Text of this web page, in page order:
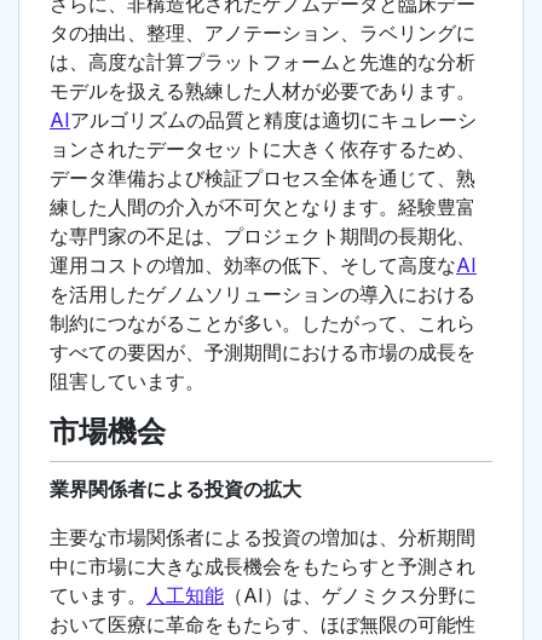
タの抽出、整理、アノテーション、ラベリングに
は、高度な計算プラットフォームと先進的な分析
モデルを扱える熟練した人材が必要であります。
AIアルゴリズムの品質と精度は適切にキュレーシ
ョンされたデータセットに大きく依存するため、
データ準備および検証プロセス全体を通じて、熟
練した人間の介入が不可欠となります。経験豊富
な専門家の不足は、プロジェクト期間の長期化、
運用コストの増加、効率の低下、そして高度なAI
を活用したゲノムソリューションの導入における
制約につながることが多い。したがって、これら
すべての要因が、予測期間における市場の成長を
阻害しています。
市場機会
業界関係者による投資の拡大
主要な市場関係者による投資の増加は、分析期間
中に市場に大きな成長機会をもたらすと予測され
ています。 人工知能 （AI）は、ゲノミクス分野に
おいて医療に革命をもたらす、ほぼ無限の可能性